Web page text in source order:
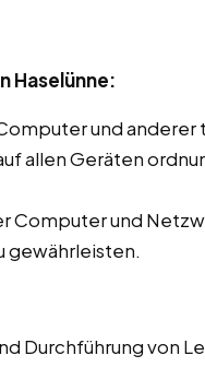
Haselünne:
und
allen Geräten
Computer und
gewährleisten.
Durchführung von